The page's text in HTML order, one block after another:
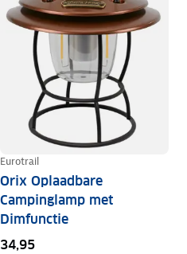
Eurotrail
Orix Oplaadbare
Campinglamp met
Dimfunctie
34,95